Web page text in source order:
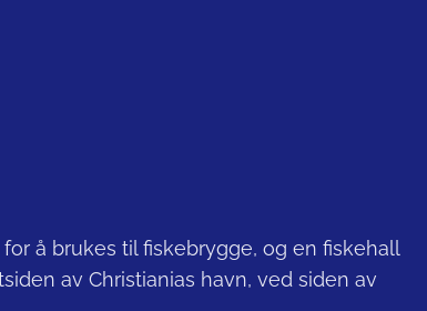
å brukes til fiskebrygge, og en fiskehall
av Christianias havn, ved siden av